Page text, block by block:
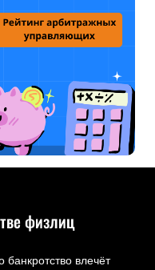
физлиц
влечёт